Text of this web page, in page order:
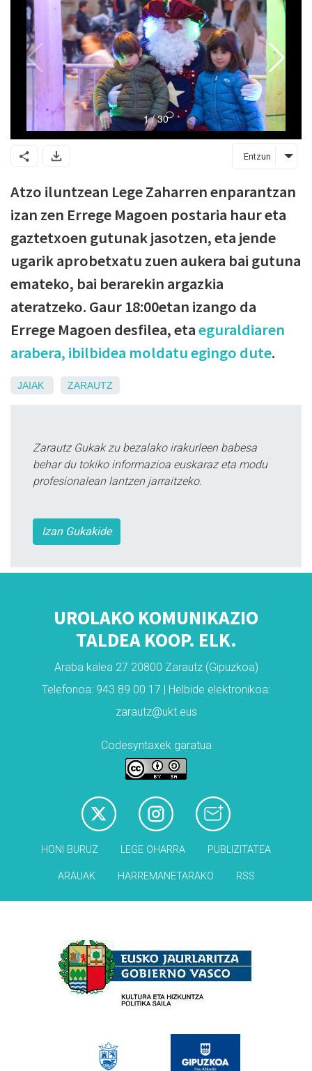
Entzun
Atzo iluntzean Lege Zaharren enparantzan
izan zen Errege Magoen postaria haur eta
gaztetxoen gutunak jasotzen, eta jende
ugarik aprobetxatu zuen aukera bai gutuna
emateko, bai berarekin argazkia
ateratzeko. Gaur 18:00etan izango da
Errege Magoen desfilea, etaeguraldiaren
arabera, ibilbidea moldatu egingo dute.
JAIAK ZARAUTZ
Zarautz Gukak zu bezalako irakurleen babesa
behar du tokiko informazioa euskaraz eta modu
profesionalean lantzen jarraitzeko.
Izan Gukakide
UROLAKO KOMUNIKAZIO
TALDEA KOOP. ELK.
Araba kalea 27 20800 Zarautz (Gipuzkoa)
Telefonoa: 943 89 00 17 | Helbide elektronikoa:
zarautz@ukt.eus
Codesyntaxek garatua
HONI BURUZ LEGE OHARRA PUBLIZITATEA
ARAUAK HARREMANETARAKO RSS